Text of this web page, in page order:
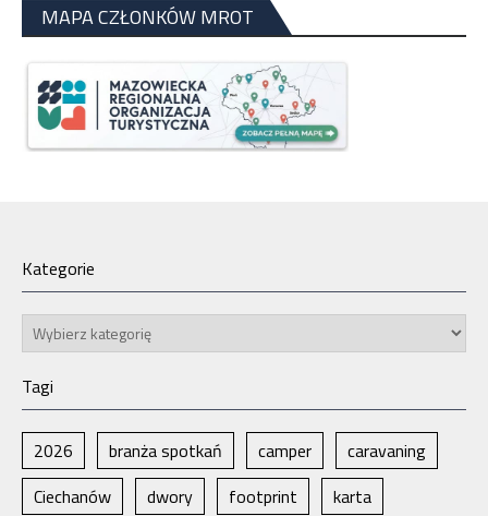
MAPA CZŁONKÓW MROT
Kategorie
Kategorie
Tagi
2026 branża spotkań camper
caravaning
Ciechanów
dwory footprint
karta